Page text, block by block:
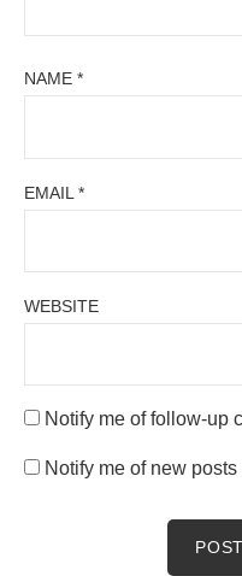
NAME *
EMAIL *
WEBSITE
Notify me of follow-up
Notify me of new